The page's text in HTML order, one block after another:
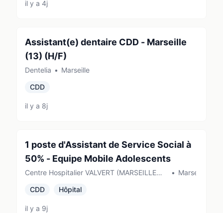
il y a 4j
Assistant(e) dentaire CDD - Marseille
(13) (H/F)
Dentelia • Marseille
CDD
il y a 8j
1 poste d'Assistant de Service Social à
50% - Equipe Mobile Adolescents
Centre Hospitalier VALVERT (MARSEILLE
• Marseille
CDD
Hôpital
il y a 9j